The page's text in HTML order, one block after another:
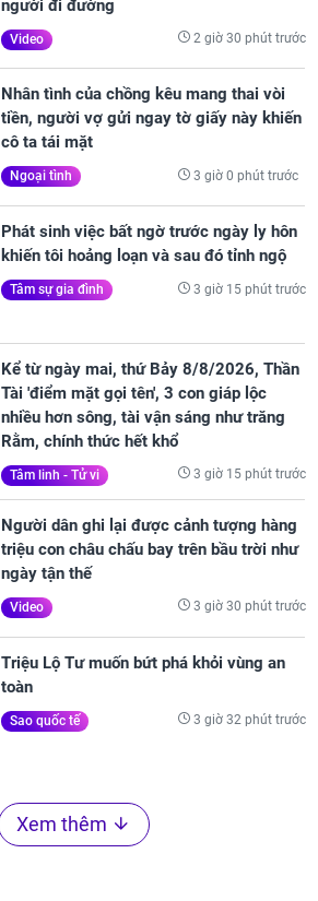
người đi đường
Video 2 giờ 30 phút trước
Nhân tình của chồng kêu mang thai vòi
tiền, người vợ gửi ngay tờ giấy này khiến
cô ta tái mặt
Ngoại tình 3 giờ 0 phút trước
Phát sinh việc bất ngờ trước ngày ly hôn
khiến tôi hoảng loạn và sau đó tỉnh ngộ
Tâm sự gia đình 3 giờ 15 phút trước
Kể từ ngày mai, thứ Bảy 8/8/2026, Thần
Tài 'điểm mặt gọi tên', 3 con giáp lộc
nhiều hơn sông, tài vận sáng như trăng
Rằm, chính thức hết khổ
Tâm linh - Tử vi 3 giờ 15 phút trước
Người dân ghi lại được cảnh tượng hàng
triệu con châu chấu bay trên bầu trời như
ngày tận thế
Video 3 giờ 30 phút trước
Triệu Lộ Tư muốn bứt phá khỏi vùng an
toàn
Sao quốc tế 3 giờ 32 phút trước
Xem thêm